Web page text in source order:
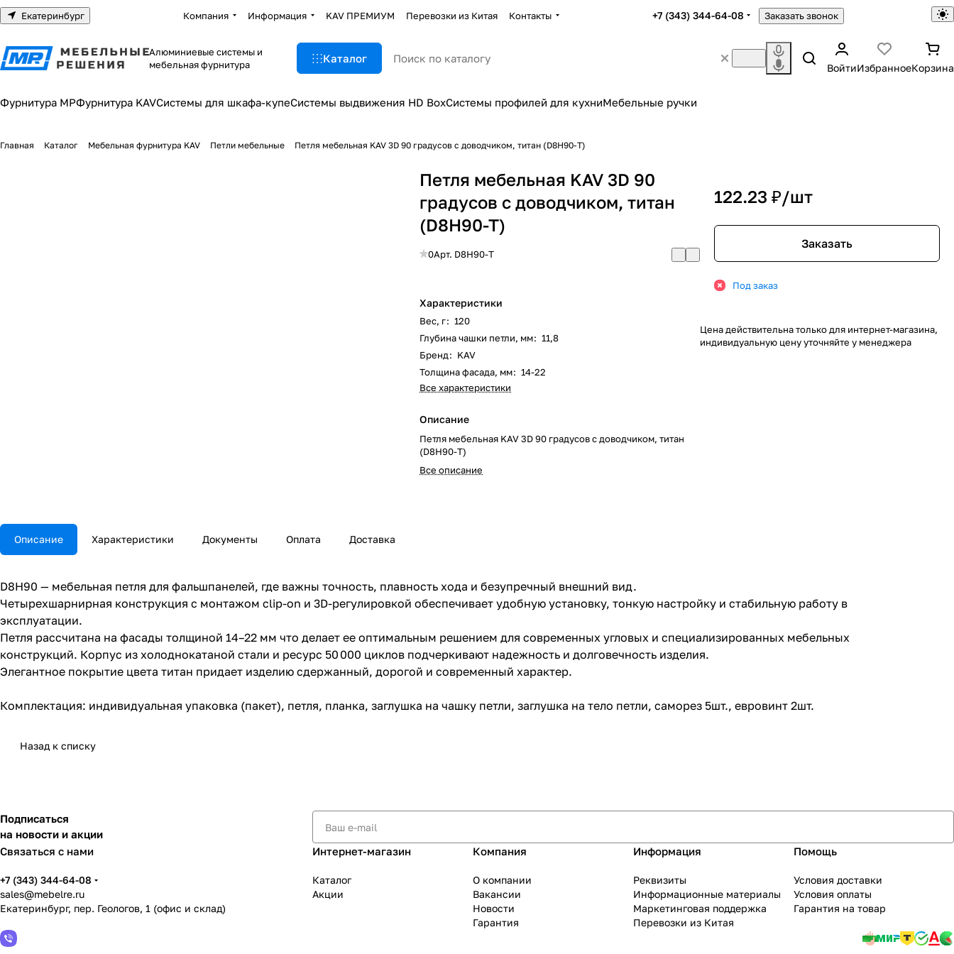
Екатеринбург Компания Информация KAV ПРЕМИУМ Перевозки из Китая Контакты +7 (343) 344-64-08 Заказать звонок
Алюминиевые системы и
мебельная фурнитура
Каталог
ВойтиИзбранноеКорзина
Фурнитура МРФурнитура KAVСистемы для шкафа-купеСистемы выдвижения HD BoxСистемы профилей для кухниМебельные ручки
Главная Каталог Мебельная фурнитура KAV Петли мебельные Петля мебельная KAV 3D 90 градусов с доводчиком, титан (D8H90-T)
Петля мебельная KAV 3D 90
градусов с доводчиком, титан
(D8H90-T)
0Арт. D8H90-T
Характеристики
Вес, г: 120
Глубина чашки петли, мм: 11,8
Бренд: KAV
Толщина фасада, мм: 14-22
Все характеристики
Описание
Петля мебельная KAV 3D 90 градусов с доводчиком, титан
(D8H90-T)
Все описание
122.23 ₽/шт
Заказать
Под заказ
Цена действительна только для интернет-магазина,
индивидуальную цену уточняйте у менеджера
Описание Характеристики Документы Оплата Доставка
D8H90 — мебельная петля для фальшпанелей, где важны точность, плавность хода и безупречный внешний вид.
Четырехшарнирная конструкция с монтажом clip-on и 3D-регулировкой обеспечивает удобную установку, тонкую настройку и стабильную работу в
эксплуатации.
Петля рассчитана на фасады толщиной 14–22 мм что делает ее оптимальным решением для современных угловых и специализированных мебельных
конструкций. Корпус из холоднокатаной стали и ресурс 50 000 циклов подчеркивают надежность и долговечность изделия.
Элегантное покрытие цвета титан придает изделию сдержанный, дорогой и современный характер.
Комплектация: индивидуальная упаковка (пакет), петля, планка, заглушка на чашку петли, заглушка на тело петли, саморез 5шт., евровинт 2шт.
Назад к списку
Подписаться
на новости и акции
Связаться с нами
+7 (343) 344-64-08
sales@mebelre.ru
Екатеринбург, пер. Геологов, 1 (офис и склад)
Интернет-магазин
Каталог
Акции
Компания
О компании
Вакансии
Новости
Гарантия
Информация
Реквизиты
Информационные материалы
Маркетинговая поддержка
Перевозки из Китая
Помощь
Условия доставки
Условия оплаты
Гарантия на товар